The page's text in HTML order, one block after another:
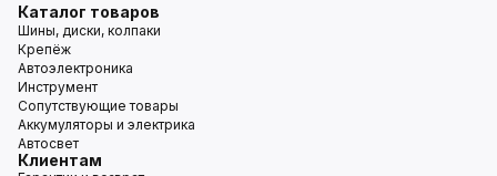
Каталог товаров
Шины, диски, колпаки
Крепёж
Автоэлектроника
Инструмент
Сопутствующие товары
Аккумуляторы и электрика
Автосвет
Клиентам